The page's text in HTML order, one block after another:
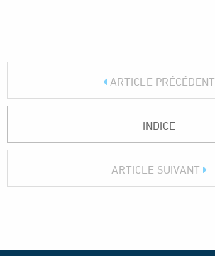
ARTICLE PRÉCÉDENT
INDICE
ARTICLE SUIVANT